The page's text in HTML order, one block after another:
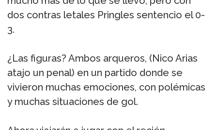
dos contras letales Pringles sentencio el 0-
3.
¿Las figuras? Ambos arqueros, (Nico Arias
atajo un penal) en un partido donde se
vivieron muchas emociones, con polémicas
y muchas situaciones de gol.